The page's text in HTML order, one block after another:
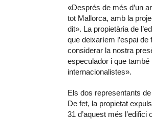
«Després de més d’un
tot Mallorca, amb la
dit». La propietària de
que deixaríem l’espai
considerar la nostra
especulador i que
internacionalistes».
Els dos representants
De fet, la propietat
31 d’aquest més